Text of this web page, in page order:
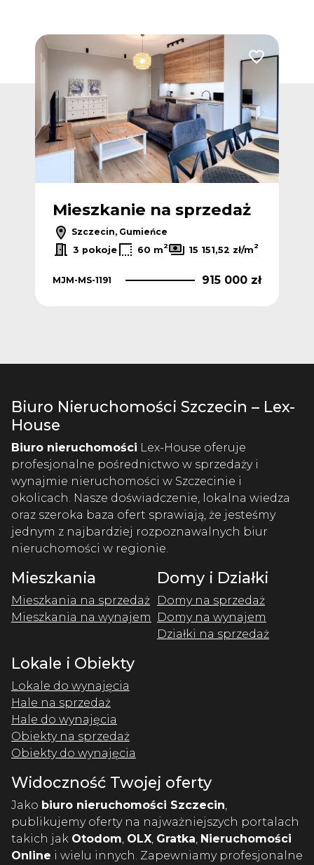
Dodaj do ulubionych Dodaj do
Mieszkanie na sprzedaż
Szczecin, Gumieńce
3 pokoje
60 m2 15 151,52 zł/m2
MJM-MS-1191 915 000 zł
Biuro Nieruchomości Szczecin – Lex-
House
Biuro nieruchomości Lex-House oferuje
profesjonalne pośrednictwo w sprzedaży i
wynajmie nieruchomości w Szczecinie i
okolicach. Nasze doświadczenie, lokalna wiedza
oraz szeroka baza ofert sprawiają, że jesteśmy
jednym z najbardziej rozpoznawalnych biur
nieruchomości w regionie.
Mieszkania
Mieszkania na sprzedaż
Mieszkania na wynajem
Domy i Działki
Domy na sprzedaż
Domy na wynajem
Działki na sprzedaż
Lokale i Obiekty
Lokale do wynajęcia
Hale na sprzedaż
Hale do wynajęcia
Obiekty na sprzedaż
Obiekty do wynajęcia
Widoczność Twojej oferty
Jako biuro nieruchomości Szczecin,
publikujemy oferty na najważniejszych portalach
takich jak Otodom, OLX, Gratka, Nieruchomości
Online i wielu innych. Zapewniamy profesjonalne